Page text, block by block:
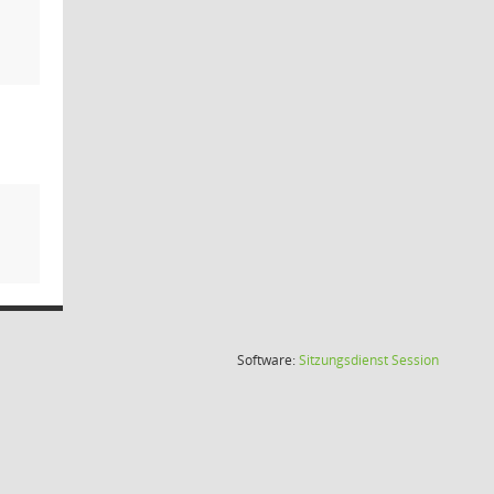
Software:SitzungsdienstSession(Wird in